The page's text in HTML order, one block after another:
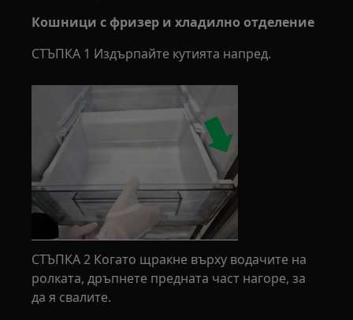
Кошници с фризер и хладилно отделение
СТЪПКА 1 Издърпайте кутията напред.
СТЪПКА 2 Когато щракне върху водачите на
ролката, дръпнете предната част нагоре, за
да я свалите.